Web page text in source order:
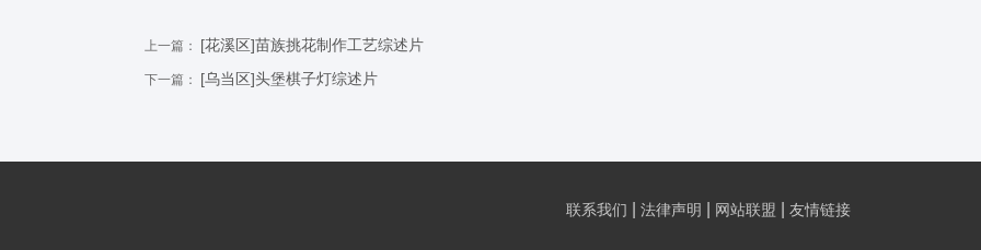
上一篇： [花溪区]苗族挑花制作工艺综述片
下一篇： [乌当区]头堡棋子灯综述片
联系我们 法律声明 网站联盟 友情链接